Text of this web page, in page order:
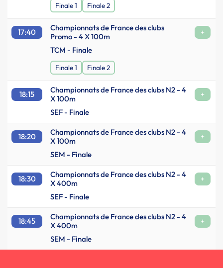
Finale 1 Finale 2
17:40
Championnats de France des clubs
Promo - 4 X 100m
+
TCM - Finale
Finale 1 Finale 2
18:15
Championnats de France des clubs N2 - 4
X 100m
+
SEF - Finale
18:20
Championnats de France des clubs N2 - 4
X 100m
+
SEM - Finale
18:30
Championnats de France des clubs N2 - 4
X 400m
+
SEF - Finale
18:45
Championnats de France des clubs N2 - 4
X 400m
+
SEM - Finale